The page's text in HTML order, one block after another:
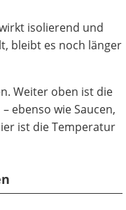
isolierend und
bleibt es noch länger
Weiter oben ist die
ebenso wie Saucen,
ist die Temperatur